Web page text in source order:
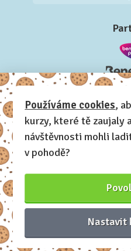
Sdílíme
Používáme cookies,
kurzy, které tě zaujaly
návštěvnosti mohli
v pohodě?
Nastavit